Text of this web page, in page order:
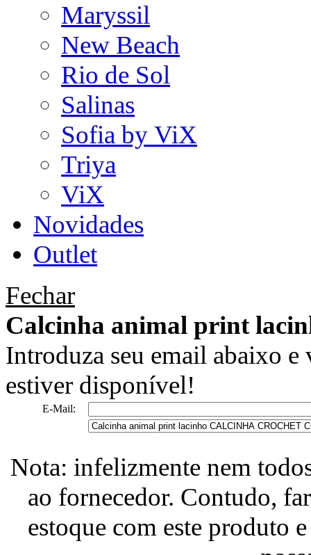
Maryssil
New Beach
Rio de Sol
Salinas
Sofia by ViX
Triya
ViX
Novidades
Outlet
Fechar
Calcinha animal print
Introduza seu email abaixo
estiver disponível!
E-Mail:
Nota: infelizmente nem
ao fornecedor. Contudo,
estoque com este produto